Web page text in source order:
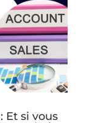
Et si vous